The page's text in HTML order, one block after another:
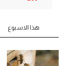
هذا الاسبوع